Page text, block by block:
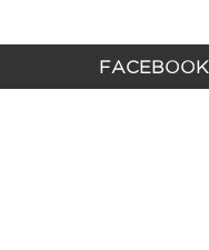
FACEBOOK